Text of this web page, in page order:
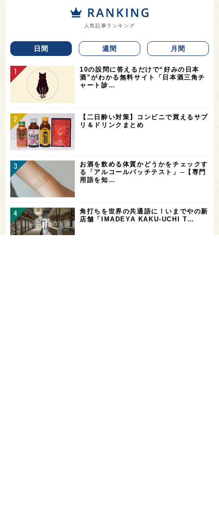
人気記事ランキング
日間 週間 月間
10の設問に答えるだけで“好みの日本
酒”がわかる無料サイト「日本酒三角チ
ャート診…
【二日酔い対策】コンビニで買えるサプ
リ＆ドリンクまとめ
お酒を飲める体質かどうかをチェックす
る「アルコールパッチテスト」─【専門
用語を知…
角打ちを世界の共通語に！いまでやの新
店舗「IMADEYA KAKU-UCHI T…